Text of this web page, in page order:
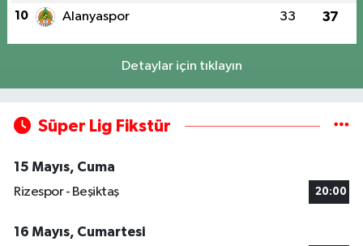
10 Alanyaspor 33 37
Detaylar için tıklayın
Süper Lig Fikstür
15 Mayıs, Cuma
Rizespor - Beşiktaş
20:00
16 Mayıs, Cumartesi